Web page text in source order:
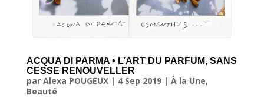
ACQUA DI PARMA • L’ART DU PARFUM, SANS
CESSE RENOUVELLER
par Alexa POUGEUX| 4 Sep 2019| À la Une,
Beauté